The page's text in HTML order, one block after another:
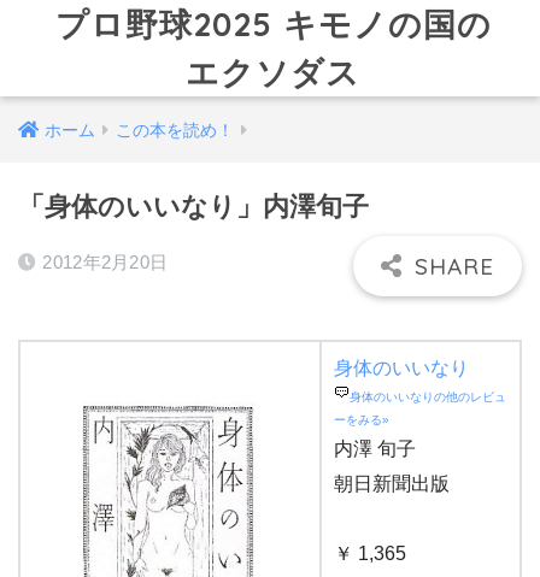
プロ野球2025 キモノの国の
エクソダス
ホーム この本を読め！
「身体のいいなり」内澤旬子
2012年2月20日
身体のいいなり
身体のいいなりの他のレビュ
ーをみる»
内澤 旬子
朝日新聞出版
￥ 1,365